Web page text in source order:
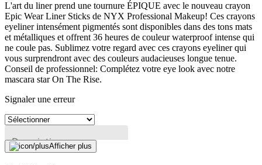
L'art du liner prend une tournure ÉPIQUE avec le nouveau crayon
Epic Wear Liner Sticks de NYX Professional Makeup! Ces crayons
eyeliner intensément pigmentés sont disponibles dans des tons mats
et métalliques et offrent 36 heures de couleur waterproof intense qui
ne coule pas. Sublimez votre regard avec ces crayons eyeliner qui
vous surprendront avec des couleurs audacieuses longue tenue.
Conseil de professionnel: Complétez votre eye look avec notre
mascara star On The Rise.
Signaler une erreur
DescriptionAfficher plus